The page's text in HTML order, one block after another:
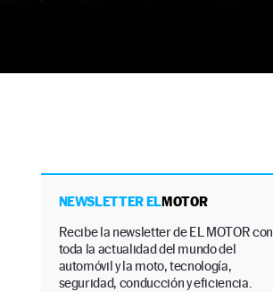
NEWSLETTER ELMOTOR
Recibe la newsletter de EL MOTOR con
toda la actualidad del mundo del
automóvil y la moto, tecnología,
seguridad, conducción y eficiencia.